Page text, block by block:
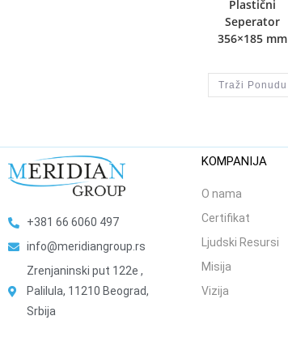
Plastični
Seperator
356×185 mm
Traži Ponudu
+381 66 6060 497
info@meridiangroup.rs
Zrenjaninski put 122e ,
Palilula, 11210 Beograd,
Srbija
KOMPANIJA
O nama
Certifikat
Ljudski Resursi
Misija
Vizija